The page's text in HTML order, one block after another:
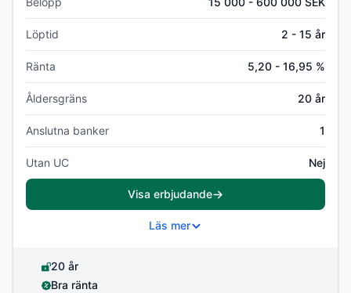
Löptid 2 - 15 år
Ränta 5,20 - 16,95 %
Åldersgräns 20 år
Anslutna banker 1
Utan UC Nej
Visa erbjudande
Läs mer
20 år
Bra ränta